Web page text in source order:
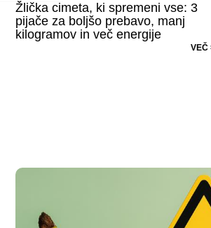
Žlička cimeta, ki spremeni vse: 3
pijače za boljšo prebavo, manj
kilogramov in več energije
VEČ